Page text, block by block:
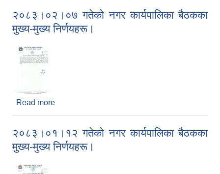
२०८३।०२।०७ गतेको नगर कार्यपालिका बैठकका
मुख्य-मुख्य निर्णयहरू।
Read more
२०८३।०१।१२ गतेको नगर कार्यपालिका बैठकका
मुख्य-मुख्य निर्णयहरू।